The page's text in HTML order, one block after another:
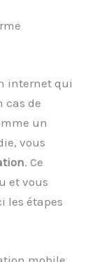
internet qui
cas de
un
vous
. Ce
et vous
les étapes